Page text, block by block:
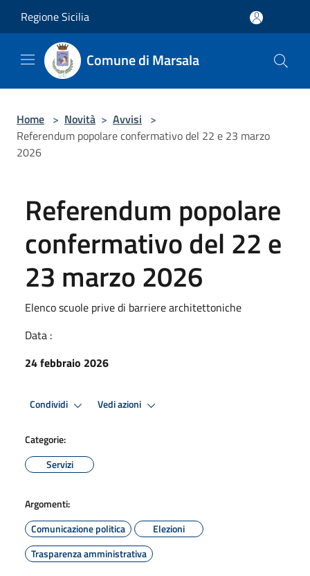
Regione Sicilia
Comune di Marsala
Home > Novità > Avvisi >
Referendum popolare confermativo del 22 e 23 marzo
2026
Referendum popolare
confermativo del 22 e
23 marzo 2026
Elenco scuole prive di barriere architettoniche
Data :
24 febbraio 2026
Condividi Vedi azioni
Categorie:
Servizi
Argomenti:
Comunicazione politica
Elezioni
Trasparenza amministrativa